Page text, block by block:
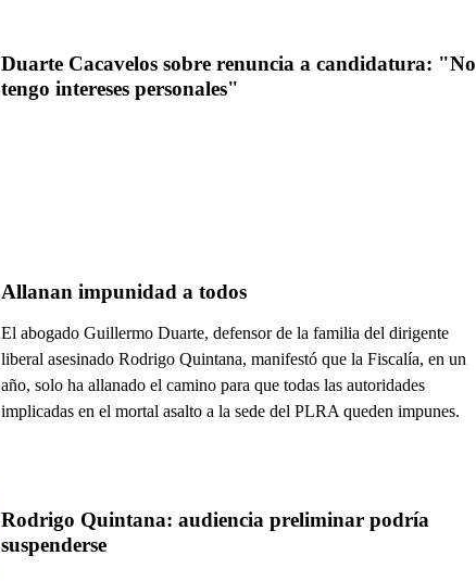
Duarte Cacavelos sobre renuncia a candidatura: "No
tengo intereses personales"
Allanan impunidad a todos
El abogado Guillermo Duarte, defensor de la familia del dirigente
liberal asesinado Rodrigo Quintana, manifestó que la Fiscalía, en un
año, solo ha allanado el camino para que todas las autoridades
implicadas en el mortal asalto a la sede del PLRA queden impunes.
Rodrigo Quintana: audiencia preliminar podría
suspenderse